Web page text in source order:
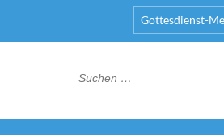
Gottesdienst-
Suchen
nach: